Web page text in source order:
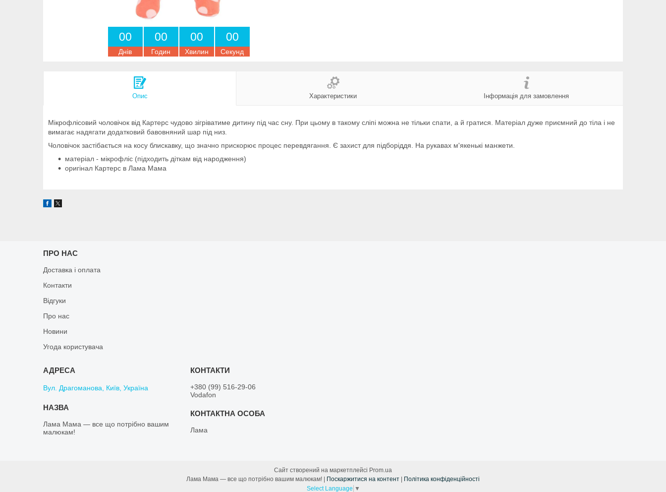
00
Днів
00
Годин
00
Хвилин
00
Секунд
Опис Характеристики Інформація для замовлення
Мікрофлісовий чоловічок від Картерс чудово зігріватиме дитину під час сну. При цьому в такому сліпі можна не тільки спати, а й гратися. Матеріал дуже приємний до тіла і не
вимагає надягати додатковий бавовняний шар під низ.
Чоловічок застібається на косу блискавку, що значно прискорює процес перевдягання. Є захист для підборіддя. На рукавах м'якенькі манжети.
матеріал - мікрофліс (підходить діткам від народження)
оригінал Картерс в Лама Мама
ПРО НАС
Доставка і оплата
Контакти
Відгуки
Про нас
Новини
Угода користувача
Вул. Драгоманова, Київ, Україна
Лама Мама — все що потрібно вашим
малюкам!
+380 (99) 516-29-06
Vodafon
Лама
Сайт створений на маркетплейсі Prom.ua
Поскаржитися на контент
Політика конфіденційності
Select Language ▼